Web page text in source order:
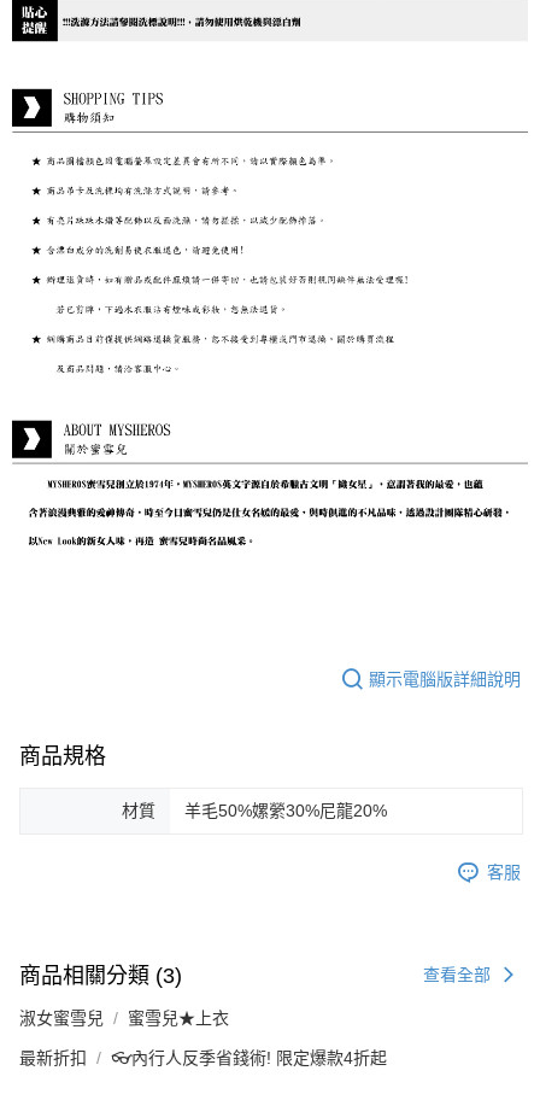
顯示電腦版詳細說明
商品規格
材質 羊毛50%嫘縈30%尼龍20%
客服
商品相關分類 (3) 查看全部
淑女蜜雪兒 蜜雪兒★上衣
最新折扣 👓內行人反季省錢術! 限定爆款4折起